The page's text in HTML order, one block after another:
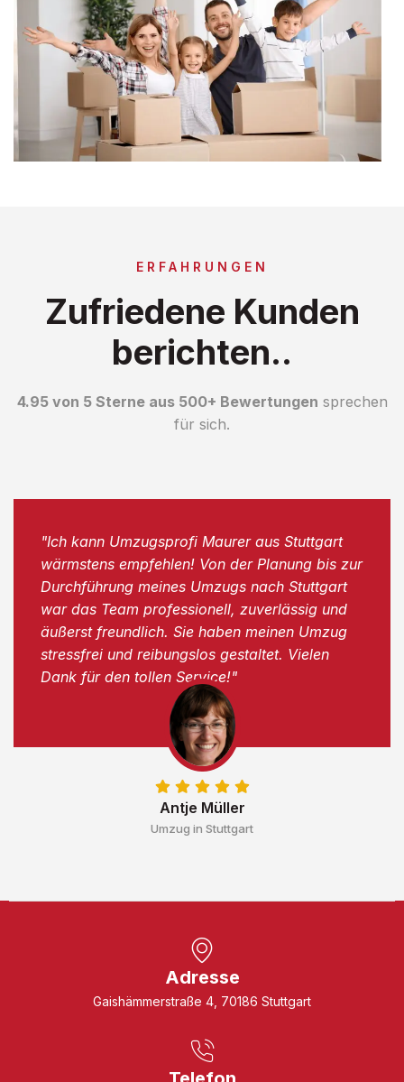
ERFAHRUNGEN
Zufriedene Kunden
berichten..
4.95 von 5 Sterne aus 500+ Bewertungen sprechen
für sich.
Antje Müller
Umzug in Stuttgart
"Ich kann Umzugsprofi Maurer aus Stuttgart
wärmstens empfehlen! Von der Planung bis zur
Durchführung meines Umzugs nach Stuttgart
war das Team professionell, zuverlässig und
äußerst freundlich. Sie haben meinen Umzug
stressfrei und reibungslos gestaltet. Vielen
Dank für den tollen Service!"
Adresse
Gaishämmerstraße 4, 70186 Stuttgart